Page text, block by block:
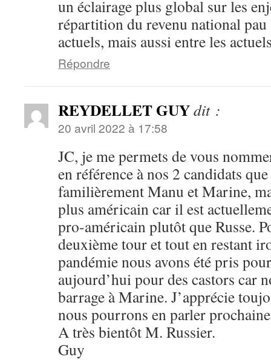
un éclairage plus global sur les
répartition du revenu national pau
actuels, mais aussi entre les
Répondre
REYDELLET GUYdit :
20 avril 2022 à 17:58
JC, je me permets de vous
en référence à nos 2 candidats
familièrement Manu et Marine,
plus américain car il est
pro-américain plutôt que Russe.
deuxième tour et tout en restant
pandémie nous avons été pris
aujourd’hui pour des castors car
barrage à Marine. J’apprécie
nous pourrons en parler
A très bientôt M. Russier.
Guy